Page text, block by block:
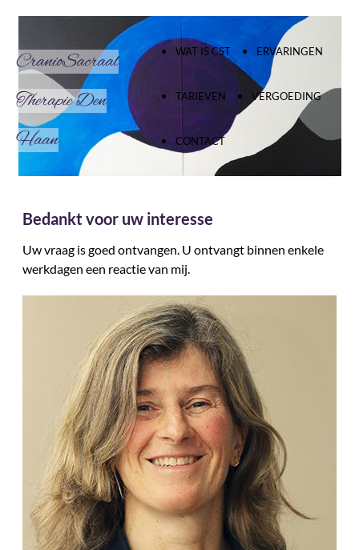
GA DIRECT NAAR DE CONTENT
CranioSacraal
Therapie Den
Haan
WAT IS CST ERVARINGEN
TARIEVEN VERGOEDING
CONTACT
Bedankt voor uw interesse
Uw vraag is goed ontvangen. U ontvangt binnen enkele
werkdagen een reactie van mij.